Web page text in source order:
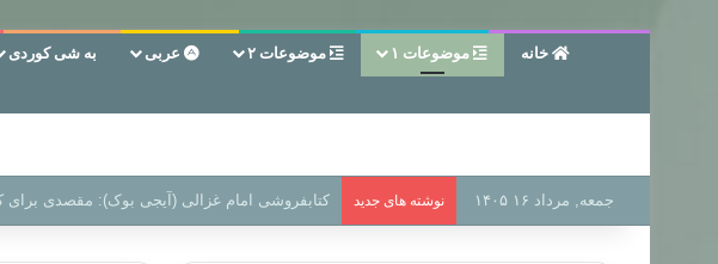
خانه موضوعات ۱ موضوعات ۲ عربی به شی کوردی
جمعه, مرداد ۱۶ ۱۴۰۵ نوشته های جدید سر دفتر فساد در زمین‌، دوری وکناره‌گیری از راه